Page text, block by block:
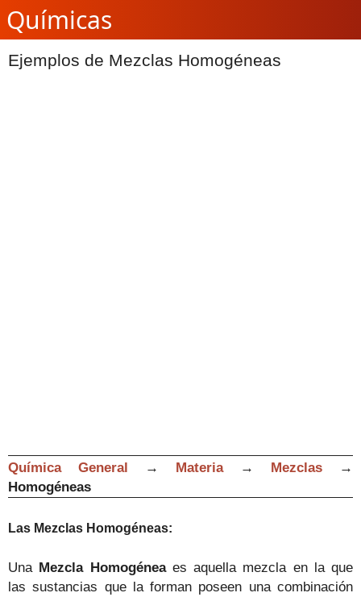
Químicas
Ejemplos de Mezclas Homogéneas
Química General → Materia → Mezclas →
Homogéneas
Las Mezclas Homogéneas:
Una MezclaHomogéneaes aquella mezcla en la que
las sustancias que la forman poseen una combinación